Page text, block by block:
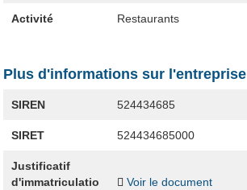
Activité Restaurants
Plus d'informations sur l'entreprise
SIREN 524434685
SIRET 524434685000
Justificatif
d'immatriculatio
Voir le document